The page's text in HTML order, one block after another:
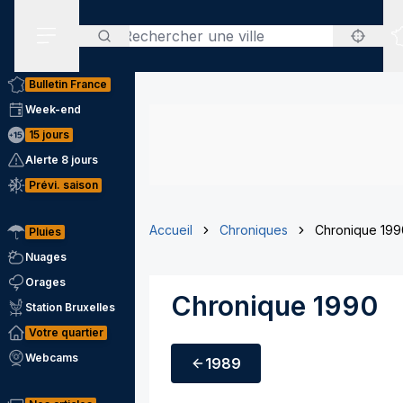
Rechercher
Bulletin France
Week-end
15 jours
Alerte 8 jours
Prévi. saison
Pluies
Nuages
Orages
Station Bruxelles
Votre quartier
Webcams
Accueil Chroniques Chronique
Chronique 1990
1989